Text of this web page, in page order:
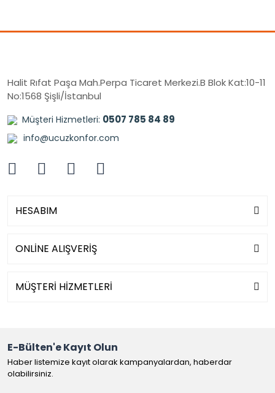
Halit Rıfat Paşa Mah.Perpa Ticaret Merkezi.B Blok Kat:10-11
No:1568 Şişli/İstanbul
Müşteri Hizmetleri: 0507 785 84 89
info@ucuzkonfor.com
HESABIM
ONLİNE ALIŞVERİŞ
MÜŞTERİ HİZMETLERİ
E-Bülten'e Kayıt Olun
Haber listemize kayıt olarak kampanyalardan, haberdar
olabilirsiniz.